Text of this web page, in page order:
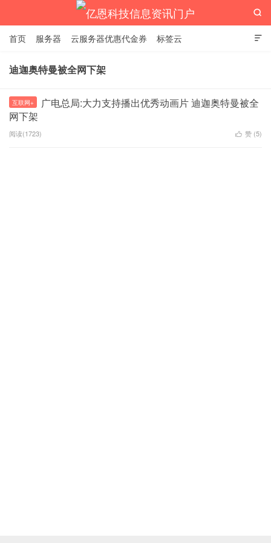
亿恩科技信息资讯门户

首页 服务器 云服务器优惠代金券 标签云

迪迦奥特曼被全网下架
互联网+
广电总局:大力支持播出优秀动画片 迪迦奥特曼被全
网下架
阅读(1723)  赞 (5)